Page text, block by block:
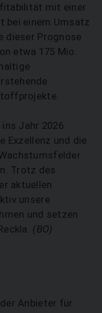
mit einer
bei einem Umsatz
dieser Prognose
etwa 175 Mio.
Jahr 2026
Exzellenz und die
Trotz des
aktuellen
unsere
und setzen
(BO)
Anbieter für